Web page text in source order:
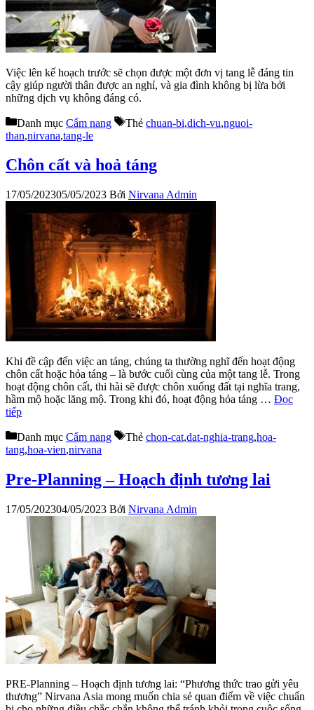
Việc lên kế hoạch trước sẽ chọn được một đơn vị tang lễ đáng tin
cậy giúp người thân được an nghỉ, và gia đình không bị lừa bởi
những dịch vụ không đáng có.
Danh mục Cẩm nang Thẻ chuan-bi,dich-vu,nguoi-
than,nirvana,tang-le
Chôn cất và hoả táng
17/05/202305/05/2023 Bởi Nirvana Admin
Khi đề cập đến việc an táng, chúng ta thường nghĩ đến hoạt động
chôn cất hoặc hỏa táng – là bước cuối cùng của một tang lễ. Trong
hoạt động chôn cất, thi hài sẽ được chôn xuống đất tại nghĩa trang,
hầm mộ hoặc lăng mộ. Trong khi đó, hoạt động hỏa táng … Đọc
tiếp
Danh mục Cẩm nang Thẻ chon-cat,dat-nghia-trang,hoa-
tang,hoa-vien,nirvana
Pre-Planning – Hoạch định tương lai
17/05/202304/05/2023 Bởi Nirvana Admin
PRE-Planning – Hoạch định tương lai: “Phương thức trao gửi yêu
thương” Nirvana Asia mong muốn chia sẻ quan điểm về việc chuẩn